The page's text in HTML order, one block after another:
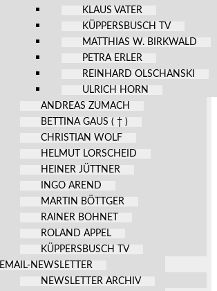
KLAUS VATER
KÜPPERSBUSCH TV
MATTHIAS W. BIRKWALD
PETRA ERLER
REINHARD OLSCHANSKI
ULRICH HORN
ANDREAS ZUMACH
BETTINA GAUS ( † )
CHRISTIAN WOLF
HELMUT LORSCHEID
HEINER JÜTTNER
INGO AREND
MARTIN BÖTTGER
RAINER BOHNET
ROLAND APPEL
KÜPPERSBUSCH TV
EMAIL-NEWSLETTER
NEWSLETTER ARCHIV